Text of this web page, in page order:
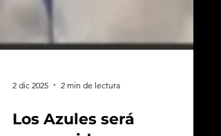
2 dic 2025 2 min de lectura